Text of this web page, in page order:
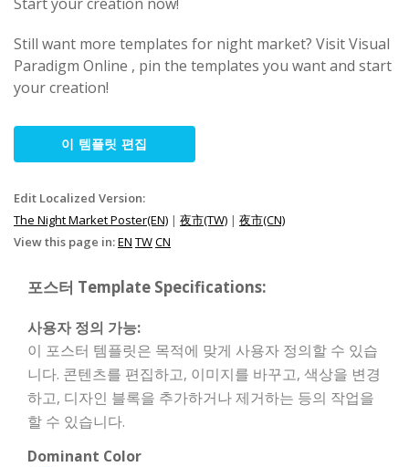
Still want more templates for night market? Visit Visual
Paradigm Online , pin the templates you want and start
your creation!
이 템플릿 편집
Edit Localized Version:
The Night Market Poster(EN) | 夜市(TW) | 夜市(CN)
View this page in:EN TWCN
포스터 Template Specifications:
사용자 정의 가능:
이 포스터 템플릿은 목적에 맞게 사용자 정의할 수 있습
니다. 콘텐츠를 편집하고, 이미지를 바꾸고, 색상을 변경
하고, 디자인 블록을 추가하거나 제거하는 등의 작업을
할 수 있습니다.
Dominant Color